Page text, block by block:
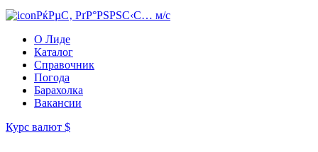
РќРµС‚ РґР°РЅРЅС‹С… м/с
О Лиде
Каталог
Справочник
Погода
Барахолка
Вакансии
Курс валют $